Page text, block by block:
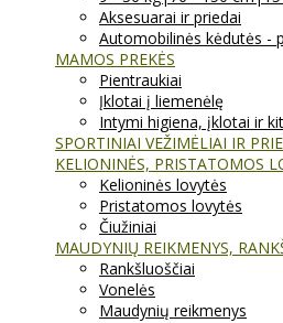
Aksesuarai ir priedai
Automobilinės kėdutės -
MAMOS PREKĖS
Pientraukiai
Įklotai į liemenėlę
Intymi higiena, įklotai ir
SPORTINIAI VEŽIMĖLIAI IR
KELIONINĖS, PRISTATOMOS
Kelioninės lovytės
Pristatomos lovytės
Čiužiniai
MAUDYNIŲ REIKMENYS,
Rankšluoščiai
Vonelės
Maudynių reikmenys